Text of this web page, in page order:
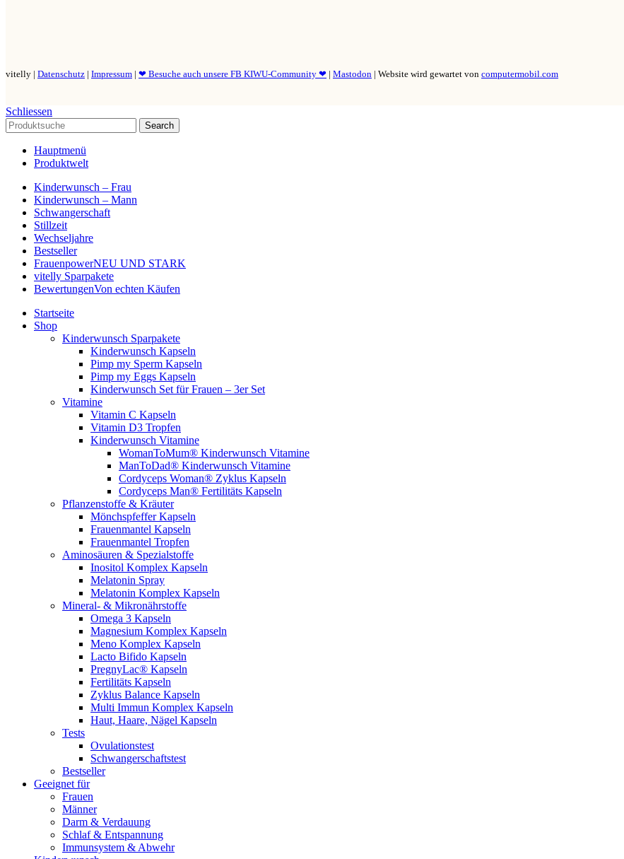
vitelly | Datenschutz | Impressum | ❤ Besuche auch unsere FB KIWU-Community ❤ | Mastodon | Website wird gewartet von computermobil.com
Schliessen
Search
Hauptmenü
Produktwelt
Kinderwunsch – Frau
Kinderwunsch – Mann
Schwangerschaft
Stillzeit
Wechseljahre
Bestseller
FrauenpowerNEU UND STARK
vitelly Sparpakete
BewertungenVon echten Käufen
Startseite
Shop
Kinderwunsch Sparpakete
Kinderwunsch Kapseln
Pimp my Sperm Kapseln
Pimp my Eggs Kapseln
Kinderwunsch Set für Frauen – 3er Set
Vitamine
Vitamin C Kapseln
Vitamin D3 Tropfen
Kinderwunsch Vitamine
WomanToMum® Kinderwunsch Vitamine
ManToDad® Kinderwunsch Vitamine
Cordyceps Woman® Zyklus Kapseln
Cordyceps Man® Fertilitäts Kapseln
Pflanzenstoffe & Kräuter
Mönchspfeffer Kapseln
Frauenmantel Kapseln
Frauenmantel Tropfen
Aminosäuren & Spezialstoffe
Inositol Komplex Kapseln
Melatonin Spray
Melatonin Komplex Kapseln
Mineral- & Mikronährstoffe
Omega 3 Kapseln
Magnesium Komplex Kapseln
Meno Komplex Kapseln
Lacto Bifido Kapseln
PregnyLac® Kapseln
Fertilitäts Kapseln
Zyklus Balance Kapseln
Multi Immun Komplex Kapseln
Haut, Haare, Nägel Kapseln
Tests
Ovulationstest
Schwangerschaftstest
Bestseller
Geeignet für
Frauen
Männer
Darm & Verdauung
Schlaf & Entspannung
Immunsystem & Abwehr